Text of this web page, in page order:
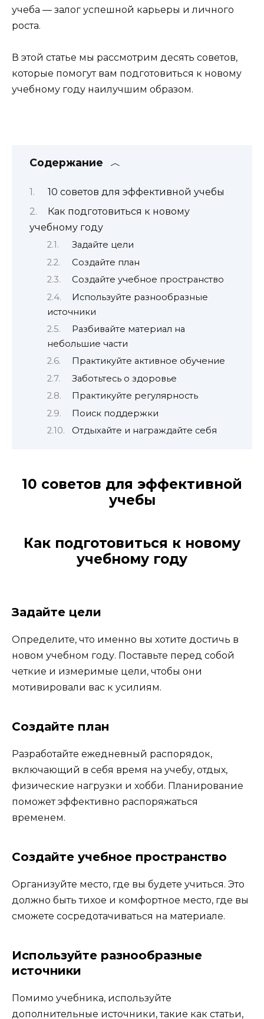
учеба — залог успешной карьеры и личного
роста.
В этой статье мы рассмотрим десять советов,
которые помогут вам подготовиться к новому
учебному году наилучшим образом.
Содержание
10 советов для эффективной учебы
Как подготовиться к новому
учебному году
Задайте цели
Создайте план
Создайте учебное пространство
Используйте разнообразные
источники
Разбивайте материал на
небольшие части
Практикуйте активное обучение
Заботьтесь о здоровье
Практикуйте регулярность
Поиск поддержки
Отдыхайте и награждайте себя
10 советов для эффективной
учебы
Как подготовиться к новому
учебному году
Задайте цели
Определите, что именно вы хотите достичь в
новом учебном году. Поставьте перед собой
четкие и измеримые цели, чтобы они
мотивировали вас к усилиям.
Создайте план
Разработайте ежедневный распорядок,
включающий в себя время на учебу, отдых,
физические нагрузки и хобби. Планирование
поможет эффективно распоряжаться
временем.
Создайте учебное пространство
Организуйте место, где вы будете учиться. Это
должно быть тихое и комфортное место, где вы
сможете сосредотачиваться на материале.
Используйте разнообразные
источники
Помимо учебника, используйте
дополнительные источники, такие как статьи,